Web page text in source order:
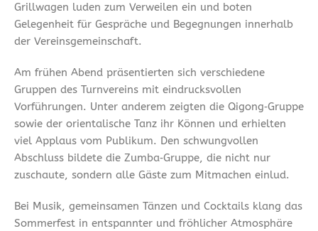
Grillwagen luden zum Verweilen ein und boten
Gelegenheit für Gespräche und Begegnungen innerhalb
der Vereinsgemeinschaft.
Am frühen Abend präsentierten sich verschiedene
Gruppen des Turnvereins mit eindrucksvollen
Vorführungen. Unter anderem zeigten die Qigong‑Gruppe
sowie der orientalische Tanz ihr Können und erhielten
viel Applaus vom Publikum. Den schwungvollen
Abschluss bildete die Zumba‑Gruppe, die nicht nur
zuschaute, sondern alle Gäste zum Mitmachen einlud.
Bei Musik, gemeinsamen Tänzen und Cocktails klang das
Sommerfest in entspannter und fröhlicher Atmosphäre